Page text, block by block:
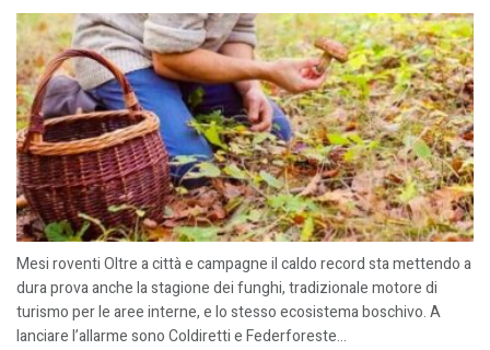
Mesi roventi Oltre a città e campagne il caldo record sta mettendo a
dura prova anche la stagione dei funghi, tradizionale motore di
turismo per le aree interne, e lo stesso ecosistema boschivo. A
lanciare l’allarme sono Coldiretti e Federforeste...